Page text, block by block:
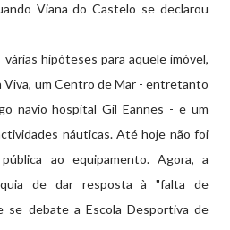
Viana do Castelo se declarou
várias hipóteses para aquele imóvel,
Viva, um Centro de Mar - entretanto
navio hospital Gil Eannes - e um
náuticas. Até hoje não foi
ao equipamento. Agora, a
de dar resposta à "falta de
se debate a Escola Desportiva de